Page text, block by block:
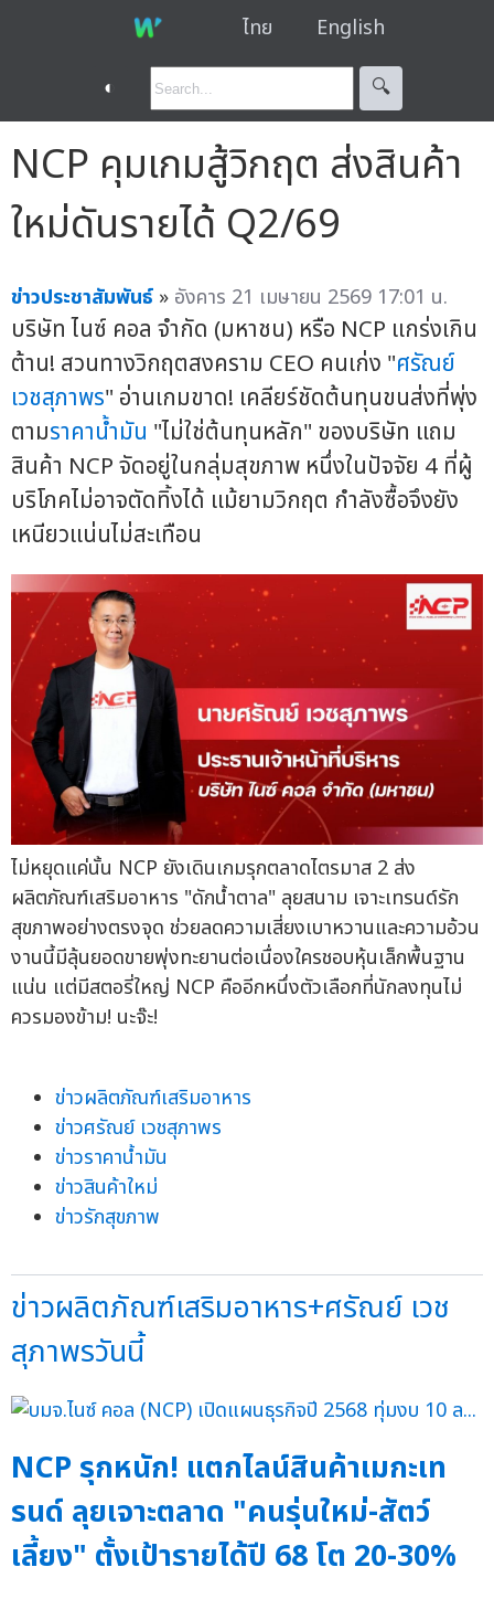
ไทย English
◐ 🔍︎
NCP คุมเกมสู้วิกฤต ส่งสินค้า
ใหม่ดันรายได้ Q2/69
ข่าวประชาสัมพันธ์ » อังคาร 21 เมษายน 2569 17:01 น.
บริษัท ไนซ์ คอล จำกัด (มหาชน) หรือ NCP แกร่งเกิน
ต้าน! สวนทางวิกฤตสงคราม CEO คนเก่ง "ศรัณย์
เวชสุภาพร" อ่านเกมขาด! เคลียร์ชัดต้นทุนขนส่งที่พุ่ง
ตามราคาน้ำมัน "ไม่ใช่ต้นทุนหลัก" ของบริษัท แถม
สินค้า NCP จัดอยู่ในกลุ่มสุขภาพ หนึ่งในปัจจัย 4 ที่ผู้
บริโภคไม่อาจตัดทิ้งได้ แม้ยามวิกฤต กำลังซื้อจึงยัง
เหนียวแน่นไม่สะเทือน
ไม่หยุดแค่นั้น NCP ยังเดินเกมรุกตลาดไตรมาส 2 ส่ง
ผลิตภัณฑ์เสริมอาหาร "ดักน้ำตาล" ลุยสนาม เจาะเทรนด์รัก
สุขภาพอย่างตรงจุด ช่วยลดความเสี่ยงเบาหวานและความอ้วน
งานนี้มีลุ้นยอดขายพุ่งทะยานต่อเนื่องใครชอบหุ้นเล็กพื้นฐาน
แน่น แต่มีสตอรี่ใหญ่ NCP คืออีกหนึ่งตัวเลือกที่นักลงทุนไม่
ควรมองข้าม! นะจ๊ะ!
ข่าวผลิตภัณฑ์เสริมอาหาร
ข่าวศรัณย์ เวชสุภาพร
ข่าวราคาน้ำมัน
ข่าวสินค้าใหม่
ข่าวรักสุขภาพ
ข่าวผลิตภัณฑ์เสริมอาหาร+ศรัณย์ เวช
สุภาพรวันนี้
NCP รุกหนัก! แตกไลน์สินค้าเมกะเท
รนด์ ลุยเจาะตลาด "คนรุ่นใหม่-สัตว์
เลี้ยง" ตั้งเป้ารายได้ปี 68 โต 20-30%